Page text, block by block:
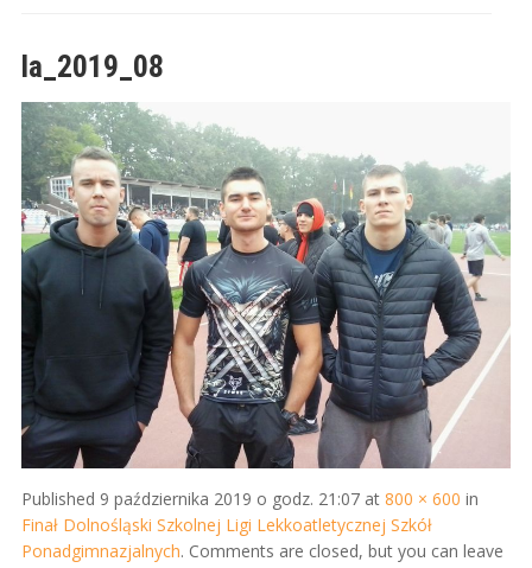
la_2019_08
Published 9 października 2019 o godz. 21:07at 800 × 600 in
Finał Dolnośląski Szkolnej Ligi Lekkoatletycznej Szkół
Ponadgimnazjalnych. Comments are closed, but you can leave